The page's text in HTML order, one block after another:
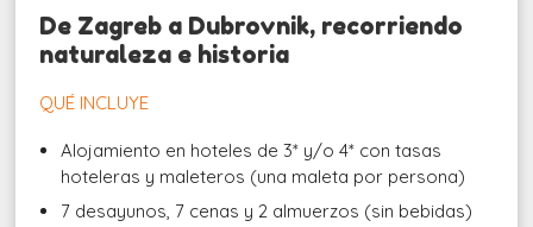
De Zagreb a Dubrovnik, recorriendo
naturaleza e historia
QUÉ INCLUYE
Alojamiento en hoteles de 3* y/o 4* con tasas
hoteleras y maleteros (una maleta por persona)
7 desayunos, 7 cenas y 2 almuerzos (sin bebidas)